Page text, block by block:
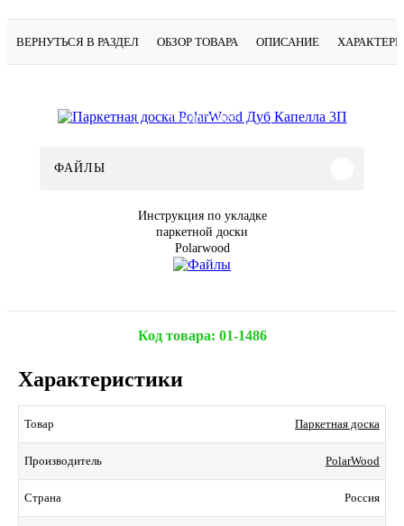
ВЕРНУТЬСЯ В РАЗДЕЛ ОБЗОР ТОВАРА ОПИСАНИЕ
Подробнее
ФАЙЛЫ
Инструкция по укладке
паркетной доски
Polarwood
Код товара: 01-1486
Характеристики
Товар Паркетная доска
Производитель PolarWood
Страна Россия